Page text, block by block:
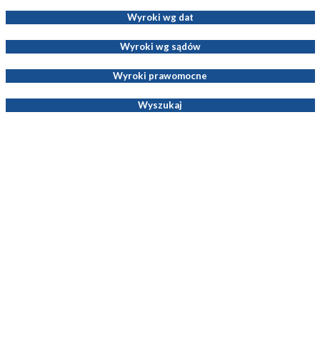
Wyroki wg dat
Wyroki wg sądów
Wyroki prawomocne
Wyszukaj